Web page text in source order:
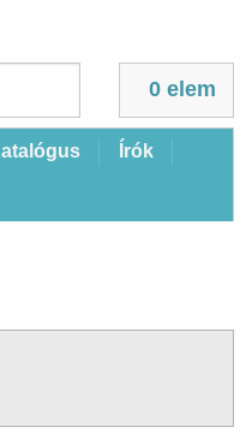
0 elem
Írók